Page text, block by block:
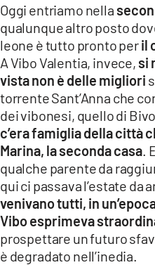
LACTV.IT
LACONAIR.IT
LACITYMAG.IT
ILREGGINO.IT
COSENZACHANNEL.IT
ILVIBONESE.IT
CATANZAROCHANNEL.IT
LACAPITALENEWS.IT
Oggi entriamo nella
qualunque altro posto
leone è tutto pronto peril
A Vibo Valentia, invece, si
vista non è delle migliori
torrente Sant’Anna che
dei vibonesi, quello di
c’era famiglia della città
Marina, la seconda casa .
qualche parente da
qui ci passava l’estate da
venivano tutti, in
Vibo esprimeva
prospettare un futuro
è degradato nell’inedia.